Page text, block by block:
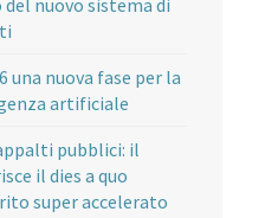
nuovo sistema di
una nuova fase per la
artificiale
pubblici: il
il dies a quo
super accelerato